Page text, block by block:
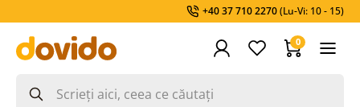
+40 37 710 2270(Lu-Vi: 10 - 15)
0